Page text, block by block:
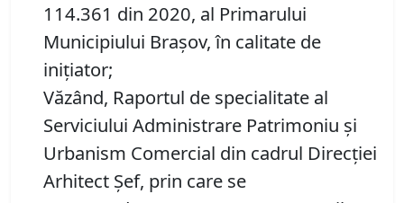
114.361 din 2020, al Primarului
Municipiului Brașov, în calitate de
inițiator;
Văzând, Raportul de specialitate al
Serviciului Administrare Patrimoniu şi
Urbanism Comercial din cadrul Direcției
Arhitect Șef, prin care se